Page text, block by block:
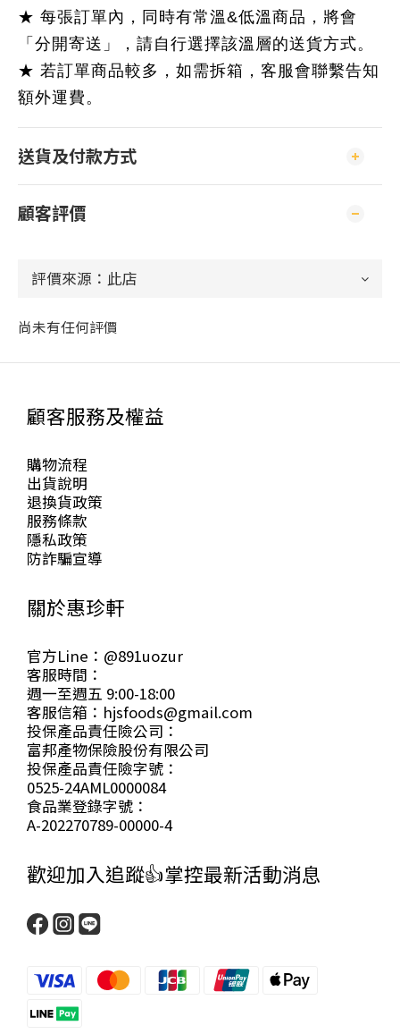
★ 每張訂單內，同時有常溫&低溫商品，將會
「分開寄送」，請自行選擇該溫層的送貨方式。
★ 若訂單商品較多，如需拆箱，客服會聯繫告知
額外運費。
送貨及付款方式
顧客評價
尚未有任何評價
顧客服務及權益
購物流程
出貨說明
退換貨政策
服務條款
隱私政策
防詐騙宣導
關於惠珍軒
官方Line：@891uozur
客服時間：
週一至週五 9:00-18:00
客服信箱：hjsfoods@gmail.com
投保產品責任險公司：
富邦產物保險股份有限公司
投保產品責任險字號：
0525-24AML0000084
食品業登錄字號：
A-202270789-00000-4
歡迎加入追蹤👍掌控最新活動消息